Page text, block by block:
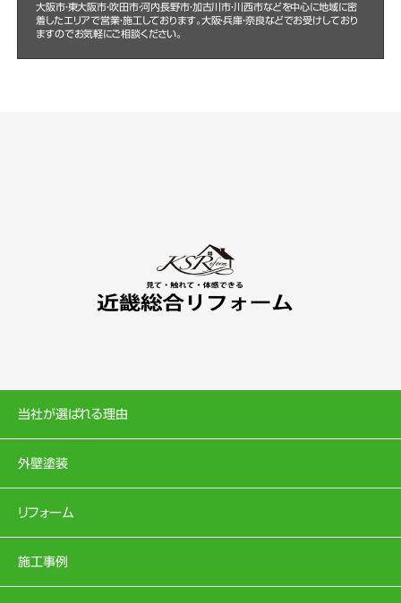
大阪市・東大阪市・吹田市・河内長野市・加古川市・川西市などを中心に地域に密
着したエリアで営業・施工しております。大阪・兵庫・奈良などでお受けしており
ますのでお気軽にご相談ください。
当社が選ばれる理由
外壁塗装
リフォーム
施工事例